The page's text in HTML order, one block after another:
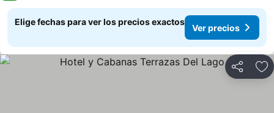
Elige fechas para ver los precios exactos
Ver precios
Compartir